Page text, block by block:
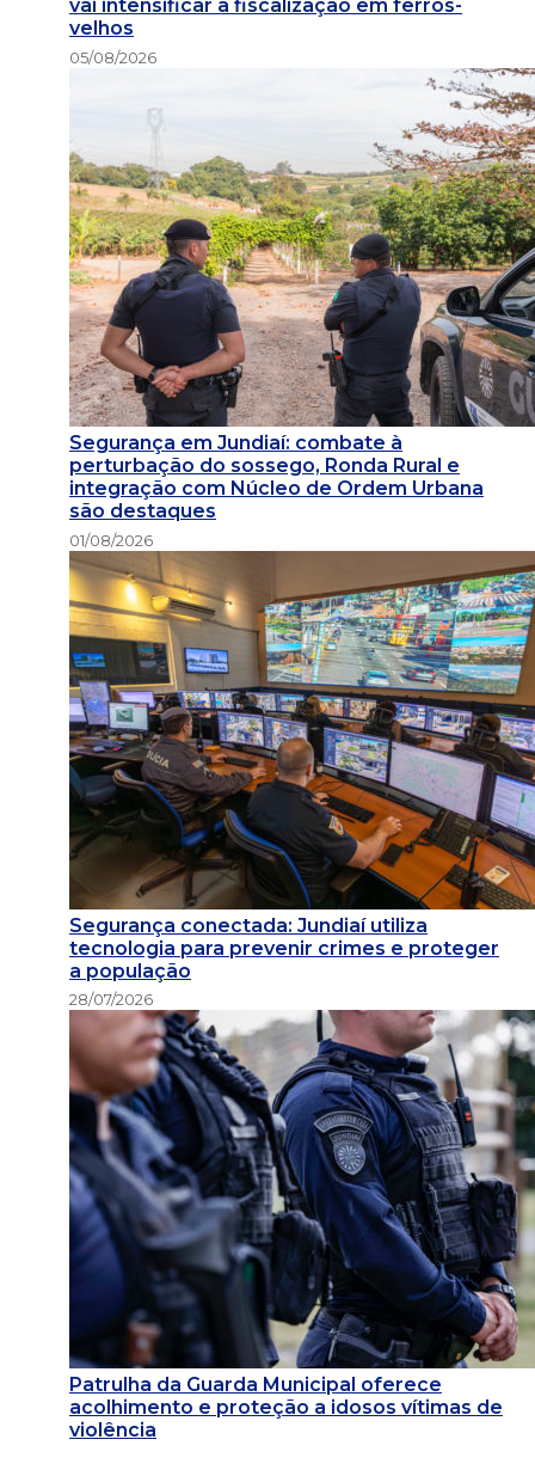
vai intensificar a fiscalização em ferros-
velhos
05/08/2026
Segurança em Jundiaí: combate à
perturbação do sossego, Ronda Rural e
integração com Núcleo de Ordem Urbana
são destaques
01/08/2026
Segurança conectada: Jundiaí utiliza
tecnologia para prevenir crimes e proteger
a população
28/07/2026
Patrulha da Guarda Municipal oferece
acolhimento e proteção a idosos vítimas de
violência